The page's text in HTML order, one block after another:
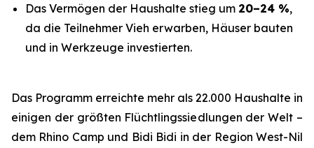
Das Vermögen der Haushalte stieg um 20–24 %,
da die Teilnehmer Vieh erwarben, Häuser bauten
und in Werkzeuge investierten.
Das Programm erreichte mehr als 22.000 Haushalte in
einigen der größten Flüchtlingssiedlungen der Welt –
dem Rhino Camp und Bidi Bidi in der Region West-Nil